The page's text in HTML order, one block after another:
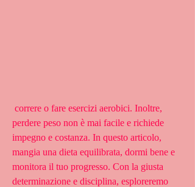
perdere peso non è mai facile e richiede
impegno e costanza. In questo articolo,
mangia una dieta equilibrata, dormi bene e
monitora il tuo progresso. Con la giusta
determinazione e disciplina, esploreremo